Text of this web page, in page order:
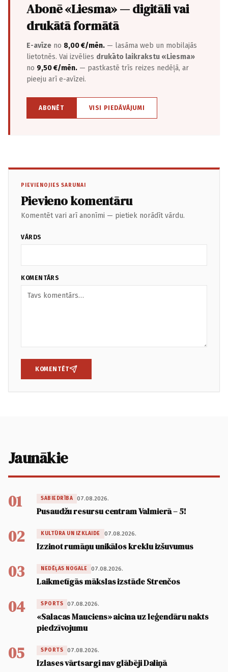
Abonē «Liesma» — digitāli vai
drukātā formātā
E-avīze no 8,00 €/mēn. — lasāma web un mobilajās
lietotnēs. Vai izvēlies drukāto laikrakstu «Liesma»
no 9,50 €/mēn. — pastkastē trīs reizes nedēļā, ar
pieeju arī e-avīzei.
ABONĒT VISI PIEDĀVĀJUMI
PIEVIENOJIES SARUNAI
Pievieno komentāru
Komentēt vari arī anonīmi — pietiek norādīt vārdu.
VĀRDS
KOMENTĀRS
KOMENTĒT
Jaunākie
01 SABIEDRĪBA 07.08.2026.
Pusaudžu resursu centram Valmierā – 5!
02 KULTŪRA UN IZKLAIDE 07.08.2026.
Izzinot rumāņu unikālos kreklu izšuvumus
03 NEDĒĻAS NOGALE 07.08.2026.
Laikmetīgās mākslas izstāde Strenčos
04 SPORTS 07.08.2026.
«Salacas Mauciens» aicina uz leģendāru nakts
piedzīvojumu
05 SPORTS 07.08.2026.
Izlases vārtsargi nav glābēji Daliņā